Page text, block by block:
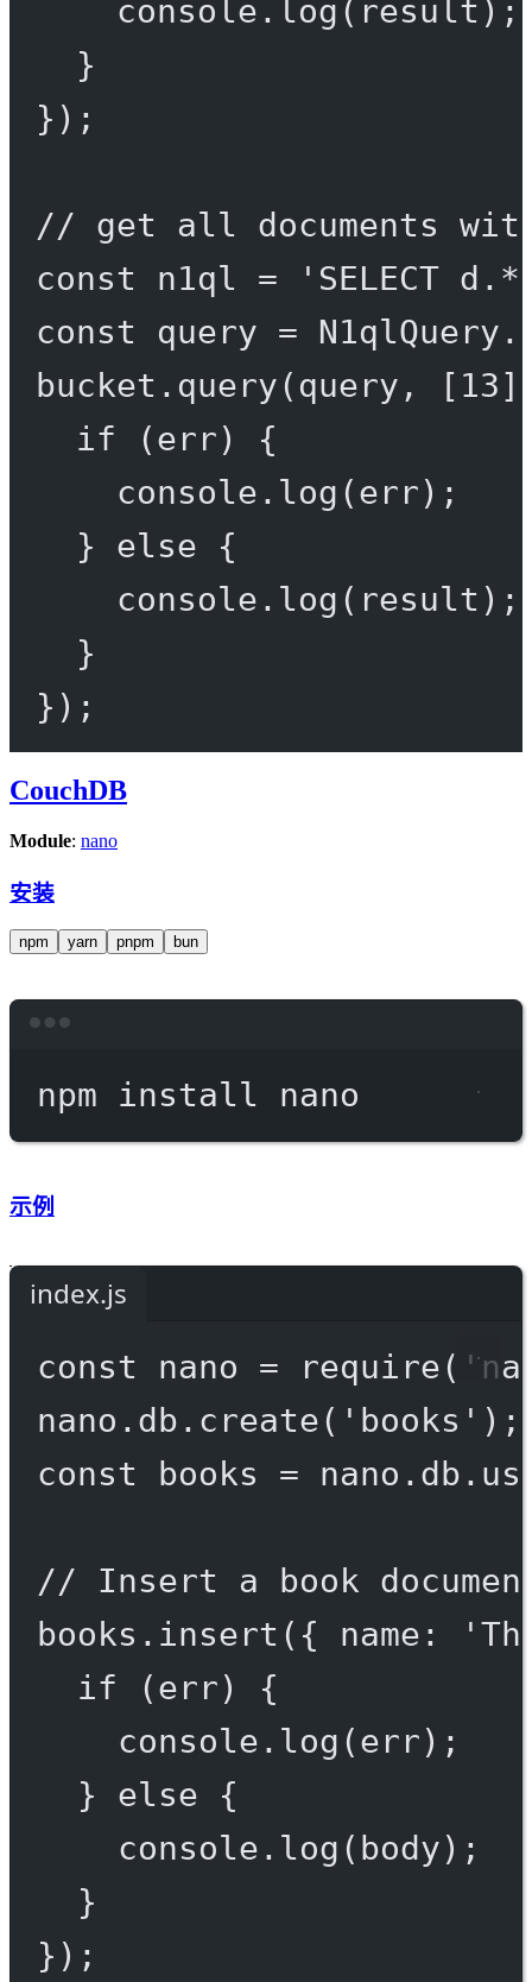
console. log (result);
}
});
// get all documents
const
n1ql =
'SELECT
const
query = N1qlQuery.
bucket. query(query, [ 13
if (err) {
console. log (err);
} else {
console. log (result);
}
});
CouchDB
Module: nano
安装
npm yarn pnpm bun
npm install nano
示例
index.js
const nano = require(
nano.db. create( 'books' );
const
books = nano.db.
// Insert a book
books. insert ({ name:
if (err) {
console. log (err);
} else {
console. log (body);
}
});